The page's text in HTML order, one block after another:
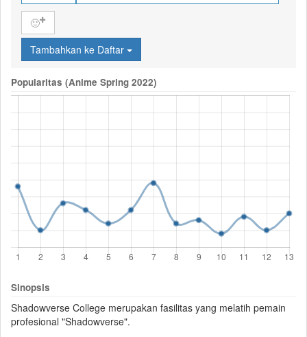
🙂
Tambahkan ke Daftar
Popularitas (Anime Spring 2022)
Sinopsis
Shadowverse College merupakan fasilitas yang melatih pemain
profesional "Shadowverse".